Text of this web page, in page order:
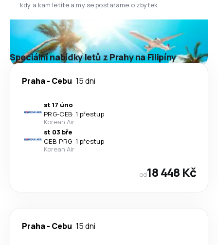
kdy a kam letíte a my se postaráme o zbytek.
Speciální nabídky letů z Prahy na Filipíny
Praha- Cebu 15 dni
st 17 úno
PRG-CEB· 1 přestup
Korean Air
st 03 bře
CEB-PRG· 1 přestup
Korean Air
od18 448 Kč
Praha- Cebu 15 dni